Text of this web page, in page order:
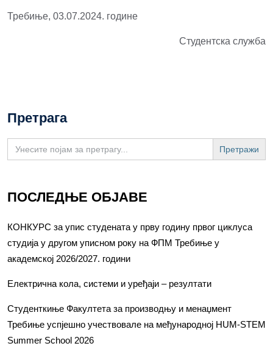
Требиње, 03.07.2024. године
Студентска служба
Претрага
Search
for:
ПОСЛЕДЊЕ ОБЈАВЕ
КОНКУРС за упис студената у прву годину првог циклуса
студија у другом уписном року на ФПМ Требиње у
академској 2026/2027. години
Електрична кола, системи и уређаји – резултати
Студенткиње Факултета за производњу и менаџмент
Требиње успјешно учествовале на међународној HUM-STEM
Summer School 2026